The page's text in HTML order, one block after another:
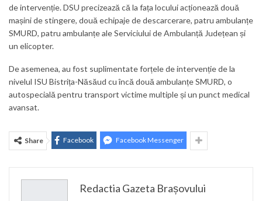
de intervenție. DSU precizează că la fața locului acționează două
mașini de stingere, două echipaje de descarcerare, patru ambulanțe
SMURD, patru ambulanțe ale Serviciului de Ambulanță Județean și
un elicopter.
De asemenea, au fost suplimentate forțele de intervenție de la
nivelul ISU Bistrița-Năsăud cu încă două ambulanțe SMURD, o
autospecială pentru transport victime multiple și un punct medical
avansat.
Share Facebook Facebook Messenger
Redactia Gazeta Brașovului